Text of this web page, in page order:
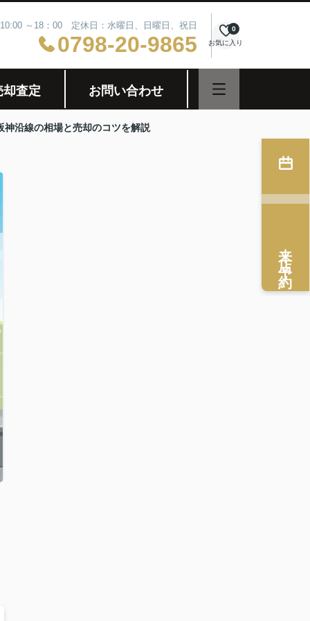
～18：00 定休日：水曜日、日曜日、祝日
0798-20-9865 お気に入り
0
却査定 お問い合わせ
沿線の相場と売却のコツを解説
来店予約